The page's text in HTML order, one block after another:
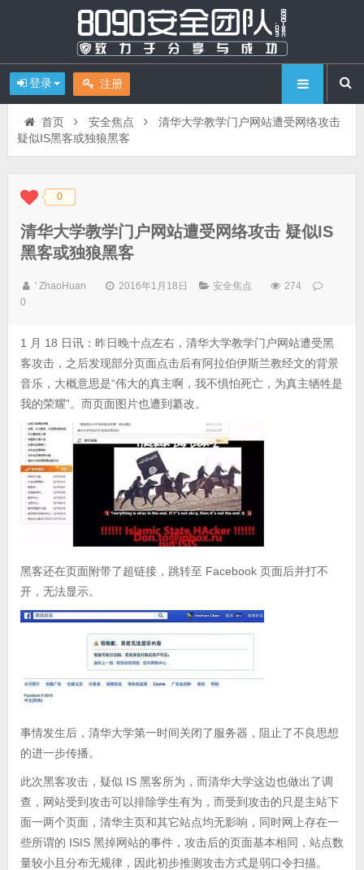
登录 注册
首页 安全焦点
清华大学教学门户网站遭受网络攻击
疑似IS黑客或独狼黑客
◆◆ 0
清华大学教学门户网站遭受网络攻击 疑似IS
黑客或独狼黑客
' ZhaoHuan 2016年1月18日 安全焦点
274
0
1 月 18 日讯：昨日晚十点左右，清华大学教学门户网站遭受黑
客攻击，之后发现部分页面点击后有阿拉伯伊斯兰教经文的背景
音乐，大概意思是“伟大的真主啊，我不惧怕死亡，为真主牺牲是
我的荣耀”。而页面图片也遭到纂改。
黑客还在页面附带了超链接，跳转至 Facebook 页面后并打不
开，无法显示。
事情发生后，清华大学第一时间关闭了服务器，阻止了不良思想
的进一步传播。
此次黑客攻击，疑似 IS 黑客所为，而清华大学这边也做出了调
查，网站受到攻击可以排除学生有为，而受到攻击的只是主站下
面一两个页面，清华主页和其它站点均无影响，同时网上存在一
些所谓的 ISIS 黑掉网站的事件，攻击后的页面基本相同，站点数
量较小且分布无规律，因此初步推测攻击方式是弱口令扫描。